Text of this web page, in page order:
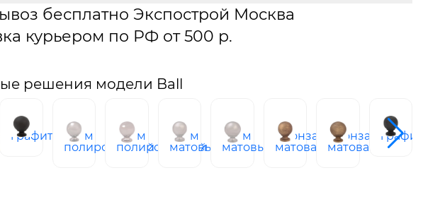
бесплатно Экспострой Москва
курьером по РФ от 500 р.
решения модели Ball
графит
хром
полированный
хром
полированный
хром
матовый
хром
матовый
бронза
матовая
бронза
матовая
графит